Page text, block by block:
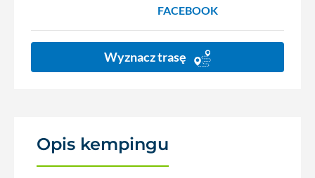
FACEBOOK
Wyznacz trasę
Opis kempingu